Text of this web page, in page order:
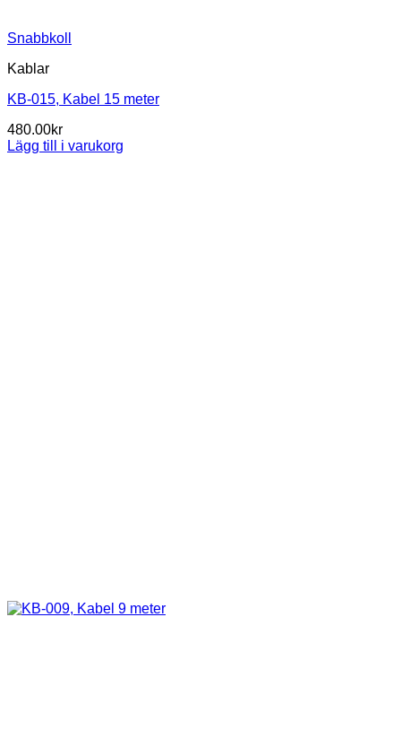
Snabbkoll
Kablar
KB-015, Kabel 15 meter
480.00kr
Lägg till i varukorg